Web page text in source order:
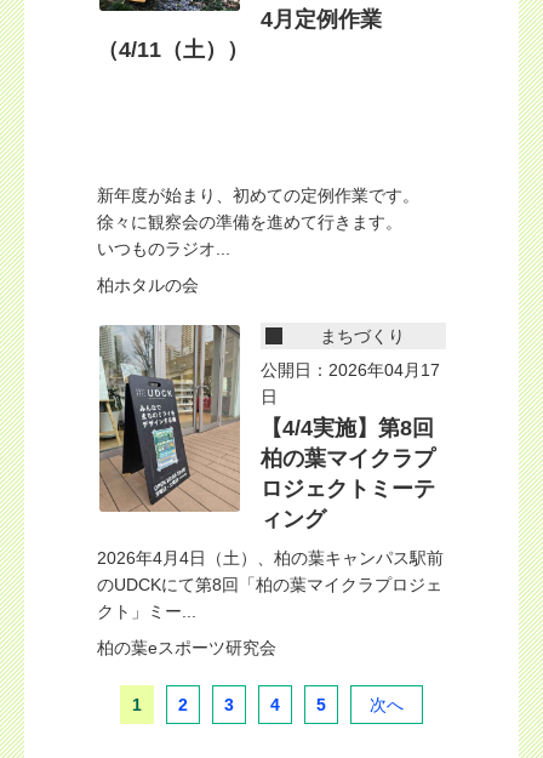
4月定例作業
（4/11（土））
新年度が始まり、初めての定例作業です。
徐々に観察会の準備を進めて行きます。
いつものラジオ...
柏ホタルの会
まちづくり
公開日：2026年04月17
日
【4/4実施】第8回
柏の葉マイクラプ
ロジェクトミーテ
ィング
2026年4月4日（土）、柏の葉キャンパス駅前
のUDCKにて第8回「柏の葉マイクラプロジェ
クト」ミー...
柏の葉eスポーツ研究会
1 2 3 4 5 次へ